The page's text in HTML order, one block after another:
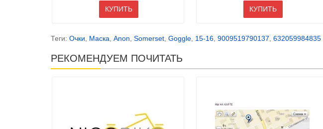
КУПИТЬ КУПИТЬ
Теги: Очки Маска Anon Somerset Goggle 15-16 9009519790137 632059984835
РЕКОМЕНДУЕМ ПОЧИТАТЬ